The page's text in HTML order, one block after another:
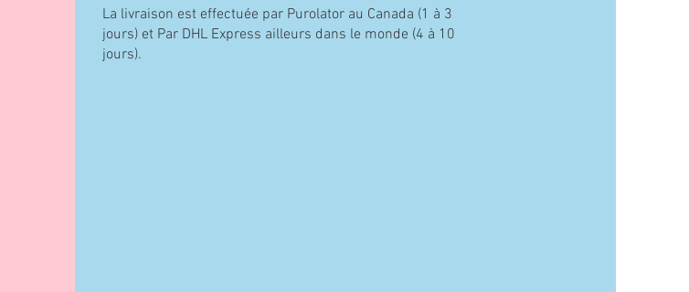
La livraison est effectuée par Purolator au Canada (1 à 3
jours) et Par DHL Express ailleurs dans le monde (4 à 10
jours).